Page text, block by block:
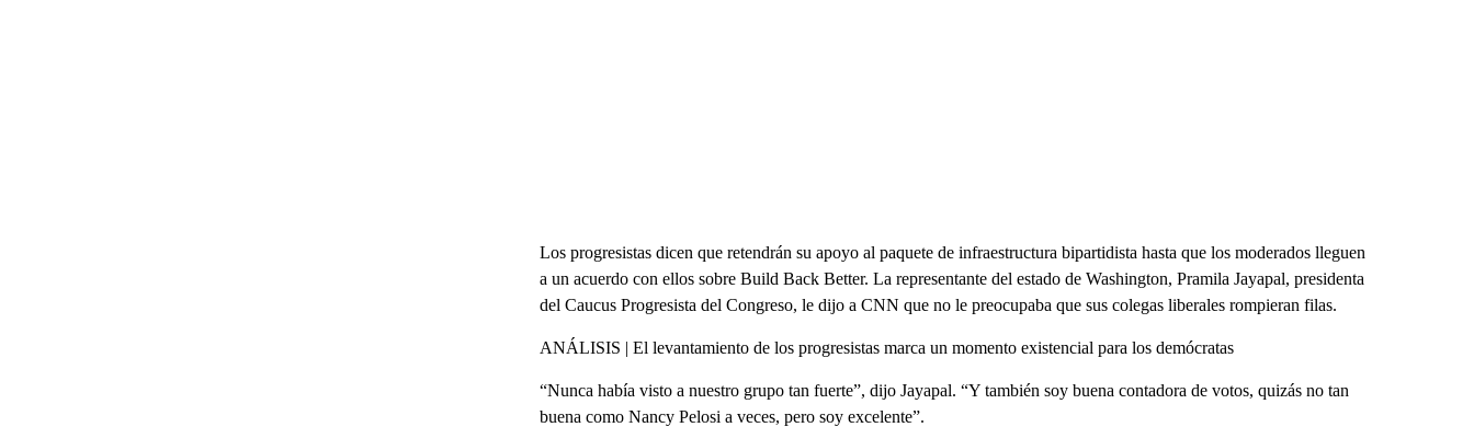
Los progresistas dicen que retendrán su apoyo al paquete de infraestructura bipartidista hasta que los moderados lleguen
a un acuerdo con ellos sobre Build Back Better. La representante del estado de Washington, Pramila Jayapal, presidenta
del Caucus Progresista del Congreso, le dijo a CNN que no le preocupaba que sus colegas liberales rompieran filas.
ANÁLISIS | El levantamiento de los progresistas marca un momento existencial para los demócratas
“Nunca había visto a nuestro grupo tan fuerte”, dijo Jayapal. “Y también soy buena contadora de votos, quizás no tan
buena como Nancy Pelosi a veces, pero soy excelente”.